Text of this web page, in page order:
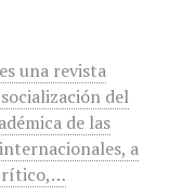
una revista
del
de las
a